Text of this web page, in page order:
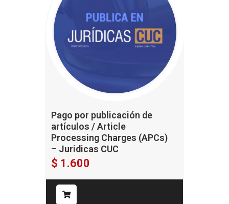
Pago por publicación de
artículos / Article
Processing Charges (APCs)
– Juridicas CUC
$ 1.600